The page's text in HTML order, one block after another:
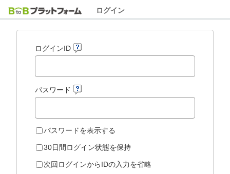
ログイン
ログインID
パスワード
パスワードを表示する
30日間ログイン状態を保持
次回ログインからIDの入力を省略